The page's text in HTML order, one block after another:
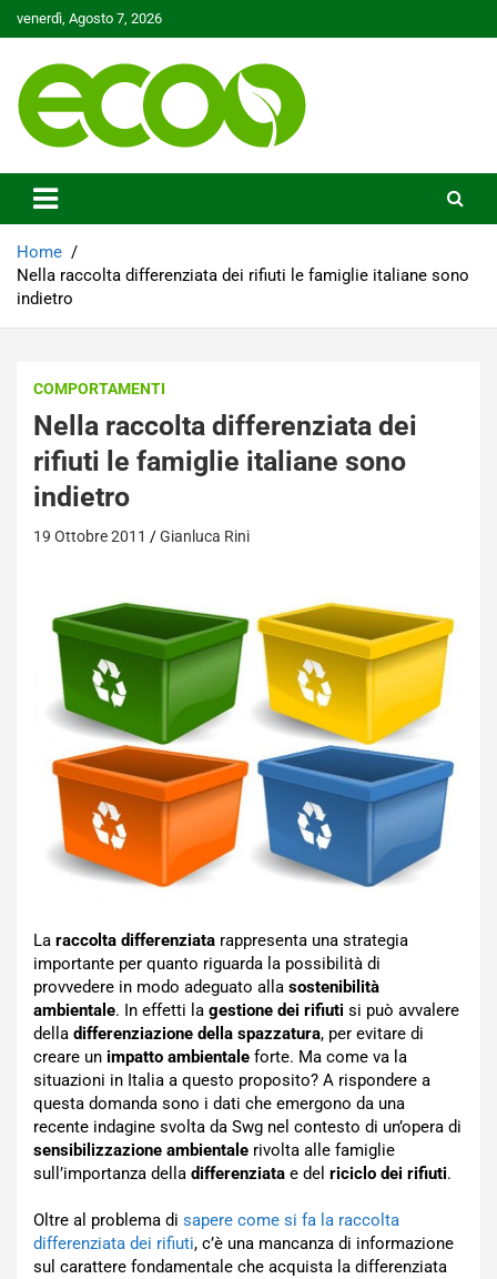
to
venerdì, Agosto 7, 2026
Ecoo.it
Home
Nella raccolta differenziata dei rifiuti le famiglie italiane sono
indietro
COMPORTAMENTI
Nella raccolta differenziata dei
rifiuti le famiglie italiane sono
indietro
19 Ottobre 2011 Gianluca Rini
La raccolta differenziata rappresenta una strategia
importante per quanto riguarda la possibilità di
provvedere in modo adeguato alla sostenibilità
ambientale. In effetti la gestione dei rifiuti si può avvalere
della differenziazione della spazzatura, per evitare di
creare un impatto ambientale forte. Ma come va la
situazioni in Italia a questo proposito? A rispondere a
questa domanda sono i dati che emergono da una
recente indagine svolta da Swg nel contesto di un’opera di
sensibilizzazione ambientale rivolta alle famiglie
sull’importanza della differenziata e del riciclo dei rifiuti.
Oltre al problema di sapere come si fa la raccolta
differenziata dei rifiuti, c’è una mancanza di informazione
sul carattere fondamentale che acquista la differenziata